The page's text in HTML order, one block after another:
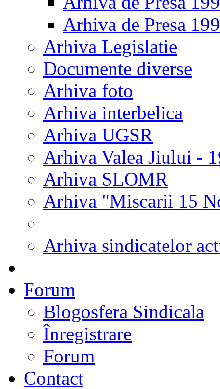
Arhiva de Presa
Arhiva Legislatie
Documente diverse
Arhiva foto
Arhiva interbelica
Arhiva UGSR
Arhiva Valea Jiului -
Arhiva SLOMR
Arhiva "Miscarii 15
Arhiva sindicatelor
Forum
Blogosfera Sindicala
Înregistrare
Forum
Contact